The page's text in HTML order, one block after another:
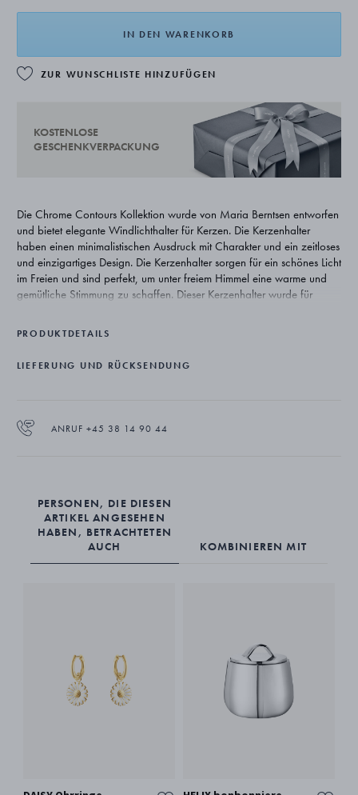
IN DEN WARENKORB
ZUR WUNSCHLISTE HINZUFÜGEN
KOSTENLOSE
GESCHENKVERPACKUNG
Die Chrome Contours Kollektion wurde von Maria Berntsen entworfen
und bietet elegante Windlichthalter für Kerzen. Die Kerzenhalter
haben einen minimalistischen Ausdruck mit Charakter und ein zeitloses
und einzigartiges Design. Die Kerzenhalter sorgen für ein schönes Licht
im Freien und sind perfekt, um unter freiem Himmel eine warme und
gemütliche Stimmung zu schaffen. Dieser Kerzenhalter wurde für
PRODUKTDETAILS
LIEFERUNG UND RÜCKSENDUNG
ANRUF +45 38 14 90 44
PERSONEN, DIE DIESEN
ARTIKEL ANGESEHEN
HABEN, BETRACHTETEN
AUCH
KOMBINIEREN MIT